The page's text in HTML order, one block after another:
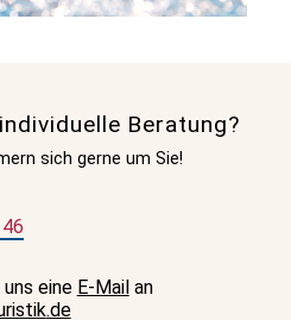
Beratung?
sich gerne um Sie!
eine E-Mailan
.de